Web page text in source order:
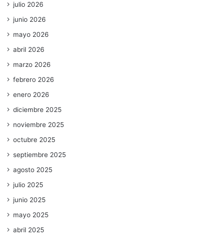
julio 2026
junio 2026
mayo 2026
abril 2026
marzo 2026
febrero 2026
enero 2026
diciembre 2025
noviembre 2025
octubre 2025
septiembre 2025
agosto 2025
julio 2025
junio 2025
mayo 2025
abril 2025